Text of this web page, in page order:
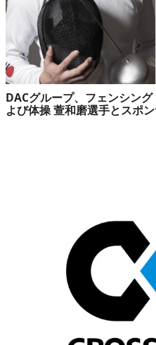
DACグループ、フェンシン
よび体操 萱和磨選手とスポ